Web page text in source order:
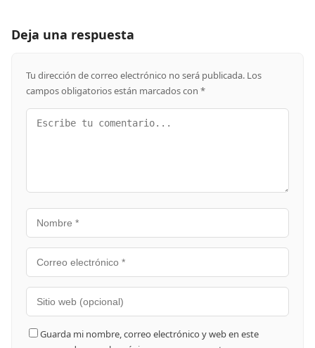
Deja una respuesta
Tu dirección de correo electrónico no será publicada. Los
campos obligatorios están marcados con *
Guarda mi nombre, correo electrónico y web en este